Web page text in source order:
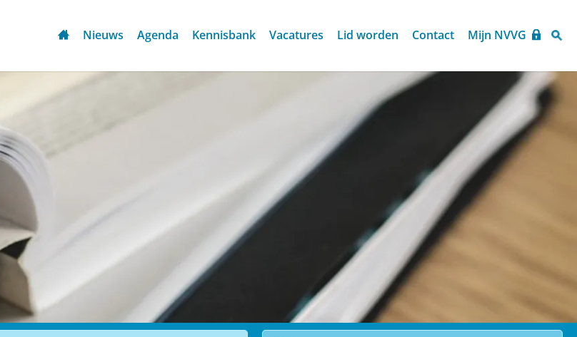
Nieuws Agenda Kennisbank Vacatures Lid worden Contact Mijn NVVG